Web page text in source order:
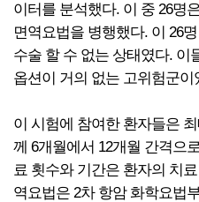
이터를 분석했다. 이 중 26명
면역요법을 병행했다. 이 26
수술 할 수 없는 상태였다. 이
옵션이 거의 없는 고위험군이
이 시험에 참여한 환자들은
께 6개월에서 12개월 간격으
료 횟수와 기간은 환자의 치
역요법은 2차 항암 화학요법